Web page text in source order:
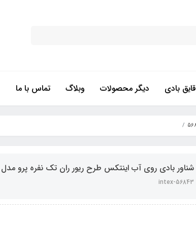
قایق بادی دیگر محصولات وبلاگ تماس با ما
شناور بادی روی آب اینتکس طرح ریور ران تک نفره پرو مدل
intex-56843